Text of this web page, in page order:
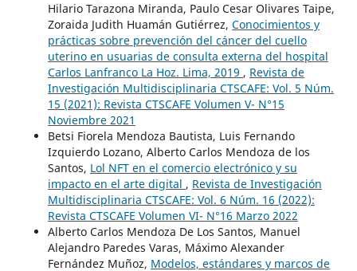
Hilario Tarazona Miranda, Paulo Cesar Olivares Taipe,
Zoraida Judith Huamán Gutiérrez, Conocimientos y
prácticas sobre prevención del cáncer del cuello
uterino en usuarias de consulta externa del hospital
Carlos Lanfranco La Hoz. Lima, 2019 , Revista de
Investigación Multidisciplinaria CTSCAFE: Vol. 5 Núm.
15 (2021): Revista CTSCAFE Volumen V- N°15
Noviembre 2021
Betsi Fiorela Mendoza Bautista, Luis Fernando
Izquierdo Lozano, Alberto Carlos Mendoza de los
Santos, Lol NFT en el comercio electrónico y su
impacto en el arte digital , Revista de Investigación
Multidisciplinaria CTSCAFE: Vol. 6 Núm. 16 (2022):
Revista CTSCAFE Volumen VI- N°16 Marzo 2022
Alberto Carlos Mendoza De Los Santos, Manuel
Alejandro Paredes Varas, Máximo Alexander
Fernández Muñoz, Modelos, estándares y marcos de